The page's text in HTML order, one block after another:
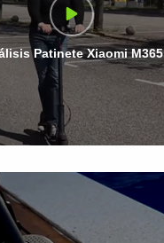
Patinete Xiaomi M365